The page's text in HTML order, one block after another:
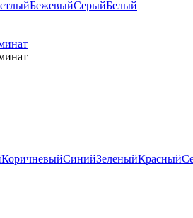
БежевыйСерыйБелый
КоричневыйСинийЗеленыйКрасный